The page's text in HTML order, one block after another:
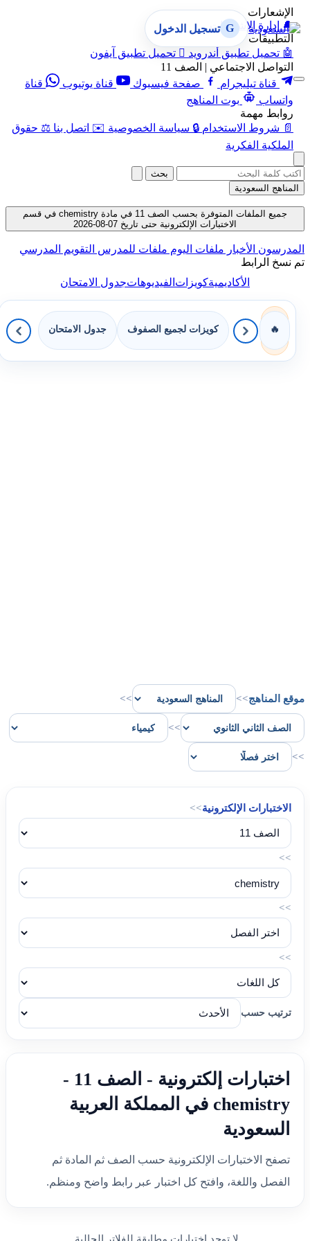
الإشعارات
🔔 إدارة الإشعارات
التطبيقات
🤖 تحميل تطبيق أندرويد  تحميل تطبيق آيفون
التواصل الاجتماعي | الصف 11
قناة تيليجرام
صفحة فيسبوك قناة يوتيوب
قناة
واتساب
بوت المناهج
روابط مهمة
📄 شروط الاستخدام 🔒 سياسة الخصوصية ✉️ اتصل بنا ⚖️ حقوق
الملكية الفكرية
G تسجيل الدخول
بحث
المناهج السعودية
جميع الملفات المتوفرة بحسب الصف 11 في مادة chemistry في قسم
الاختبارات الإلكترونية حتى تاريخ 07-08-2026
المدرسون الأخبار ملفات اليوم ملفات للمدرس التقويم المدرسي
تم نسخ الرابط
الأكاديميةكويزاتالفيديوهاتجدول الامتحان
🔥 كويزات لجميع الصفوف جدول الامتحان
موقع المناهج>>
>>
>>
>>
الاختبارات الإلكترونية>>
>>
>>
>>
ترتيب حسب
اختبارات إلكترونية - الصف 11 -
chemistry في المملكة العربية
السعودية
تصفح الاختبارات الإلكترونية حسب الصف ثم المادة ثم
الفصل واللغة، وافتح كل اختبار عبر رابط واضح ومنظم.